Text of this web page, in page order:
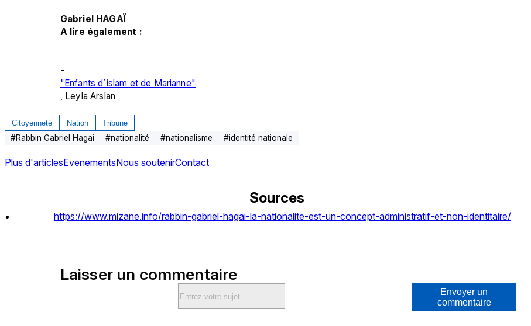
Gabriel HAGAÏ
A lire également :
-
"Enfants d´islam et de Marianne"
, Leyla Arslan
Citoyenneté Nation Tribune
#Rabbin Gabriel Hagai #nationalité #nationalisme #identité nationale
Plus d'articlesEvenementsNous soutenirContact
Sources
https://www.mizane.info/rabbin-gabriel-hagai-la-nationalite-est-un-concept-administratif-et-non-identitaire/
Laisser un commentaire
Envoyer un
commentaire